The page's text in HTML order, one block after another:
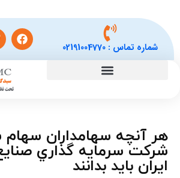
شماره تماس :02191004770
هر آنچه سهامداران سهام
شرکت سرمايه گذاري
ايران باید بدانند